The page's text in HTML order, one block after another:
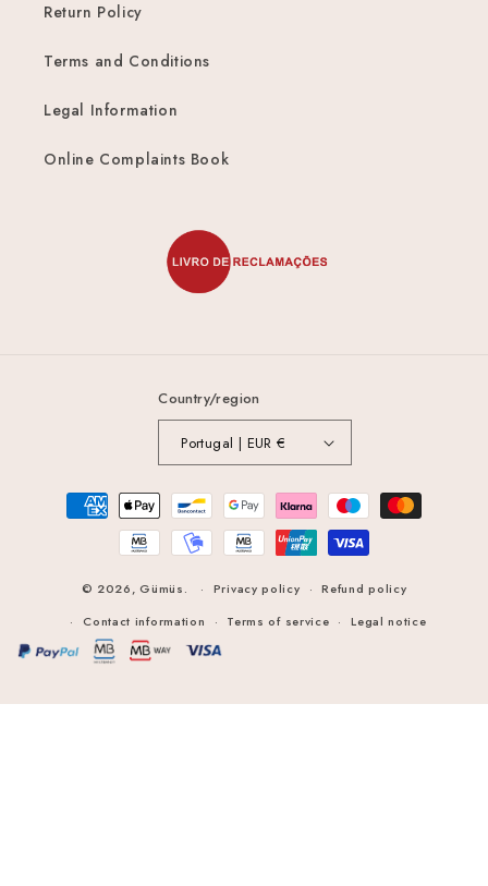
Return Policy
Terms and Conditions
Legal Information
Online Complaints Book
Country/region
Portugal | EUR €
Payment
methods
© 2026,Gümüs. Privacy policy
Refund policy
Contact information
Terms of service Legal notice